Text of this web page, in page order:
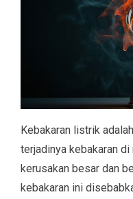
Kebakaran listrik
terjadinya kebakaran
kerusakan besar dan
kebakaran ini